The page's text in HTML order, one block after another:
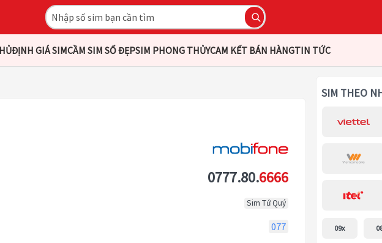
ĐỊNH GIÁ SIMCẦM SIM SỐ ĐẸPSIM PHONG THỦYCAM KẾT BÁN HÀNGTIN TỨC
0777.80.6666
Sim Tứ Quý
077
SIM THEO
09x